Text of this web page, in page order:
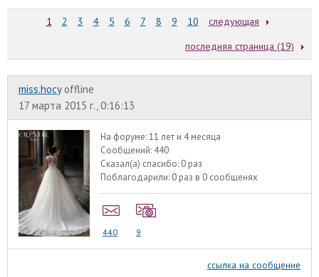
1 2 3 4 5 6 7 8 9 10
следующая
последняя страница (19)
miss.hocy offline
17 марта 2015 г., 0:16:13
На форуме:11 лет и 4 месяца
Сообщений: 440
Сказал(а) спасибо: 0 раз
Поблагодарили: 0 раз в 0 сообщенях
440 9
ссылка на сообщение